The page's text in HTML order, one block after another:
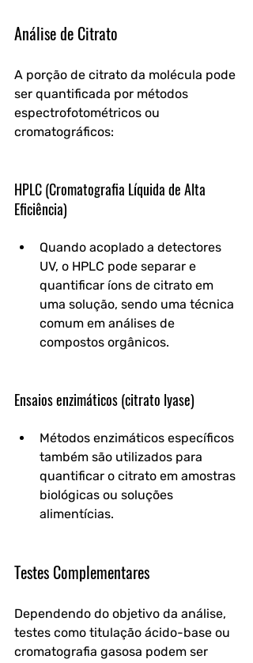
Análise de Citrato
A porção de citrato da molécula pode
ser quantificada por métodos
espectrofotométricos ou
cromatográficos:
HPLC (Cromatografia Líquida de Alta
Eficiência)
Quando acoplado a detectores
UV, o HPLC pode separar e
quantificar íons de citrato em
uma solução, sendo uma técnica
comum em análises de
compostos orgânicos.
Ensaios enzimáticos (citrato lyase)
Métodos enzimáticos específicos
também são utilizados para
quantificar o citrato em amostras
biológicas ou soluções
alimentícias.
Testes Complementares
Dependendo do objetivo da análise,
testes como titulação ácido-base ou
cromatografia gasosa podem ser